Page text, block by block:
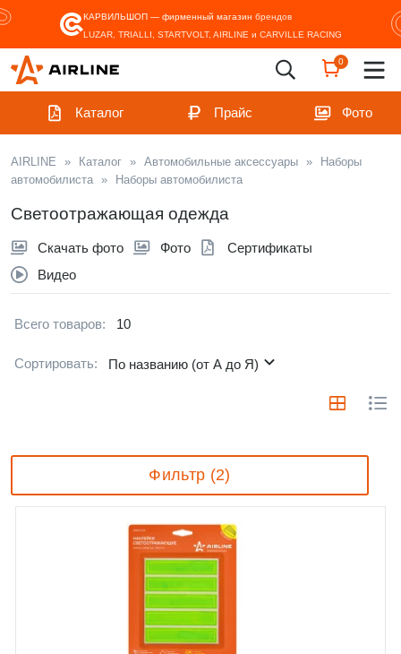
КАРВИЛЬШОП — фирменный магазин брендов
LUZAR, TRIALLI, STARTVOLT, AIRLINE и CARVILLE RACING
0
Каталог Прайс Фото
AIRLINE » Каталог » Автомобильные аксессуары »
Наборы
автомобилиста » Наборы автомобилиста
Светоотражающая одежда
Скачать фото Фото
Сертификаты
Видео
Всего товаров: 10
Сортировать: По названию (от А до Я)
Фильтр (2)